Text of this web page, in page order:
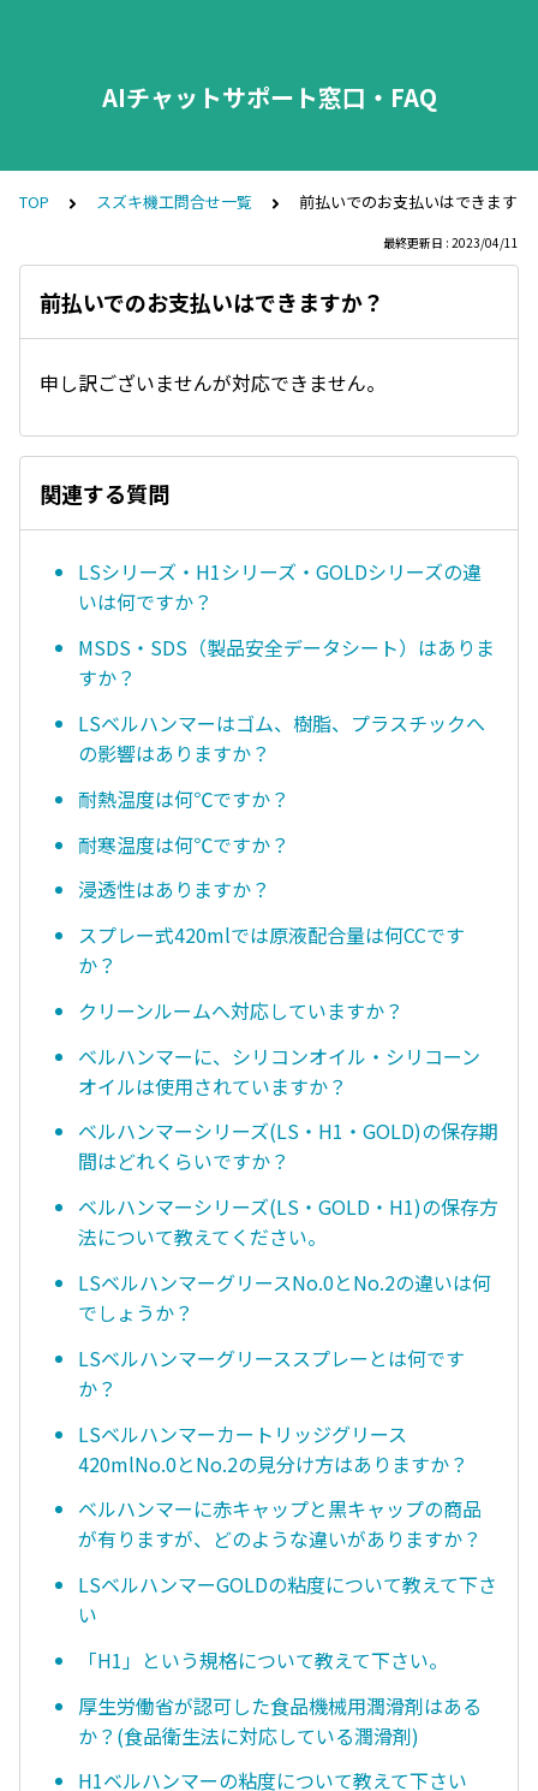
AIチャットサポート窓口・FAQ
TOP スズキ機工問合せ一覧 前払いでのお支払いはできますか
最終更新日 : 2023/04/11
前払いでのお支払いはできますか？
申し訳ございませんが対応できません。
関連する質問
LSシリーズ・H1シリーズ・GOLDシリーズの違
いは何ですか？
MSDS・SDS（製品安全データシート）はありま
すか？
LSベルハンマーはゴム、樹脂、プラスチックへ
の影響はありますか？
耐熱温度は何℃ですか？
耐寒温度は何℃ですか？
浸透性はありますか？
スプレー式420mlでは原液配合量は何CCです
か？
クリーンルームへ対応していますか？
ベルハンマーに、シリコンオイル・シリコーン
オイルは使用されていますか？
ベルハンマーシリーズ(LS・H1・GOLD)の保存期
間はどれくらいですか？
ベルハンマーシリーズ(LS・GOLD・H1)の保存方
法について教えてください。
LSベルハンマーグリースNo.0とNo.2の違いは何
でしょうか？
LSベルハンマーグリーススプレーとは何です
か？
LSベルハンマーカートリッジグリース
420mlNo.0とNo.2の見分け方はありますか？
ベルハンマーに赤キャップと黒キャップの商品
が有りますが、どのような違いがありますか？
LSベルハンマーGOLDの粘度について教えて下さ
い
「H1」という規格について教えて下さい。
厚生労働省が認可した食品機械用潤滑剤はある
か？(食品衛生法に対応している潤滑剤)
H1ベルハンマーの粘度について教えて下さい